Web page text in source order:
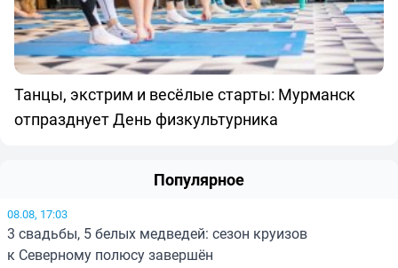
Танцы, экстрим и весёлые старты: Мурманск
отпразднует День физкультурника
Популярное
08.08, 17:03
3 свадьбы, 5 белых медведей: сезон круизов
к Северному полюсу завершён